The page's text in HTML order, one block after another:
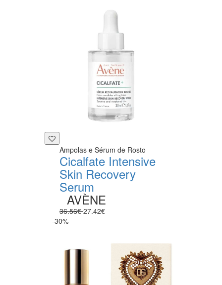
Ampolas e Sérum de Rosto
Cicalfate Intensive
Skin Recovery
Serum
AVÈNE
36.56€27.42€
-30%